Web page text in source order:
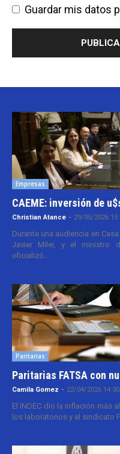
Guardar mis datos
Empresas
CAEME: inversión de
Christian Atance - 29/05/2026
Durante una audiencia en
Javier Milei, y el ministro
oficializó...
Paritarias
Paritarias FATSA con
Camila Gomez - 22/04/2026 14:30
El INDEC dio la inflación más
los laboratorios y el sindicato